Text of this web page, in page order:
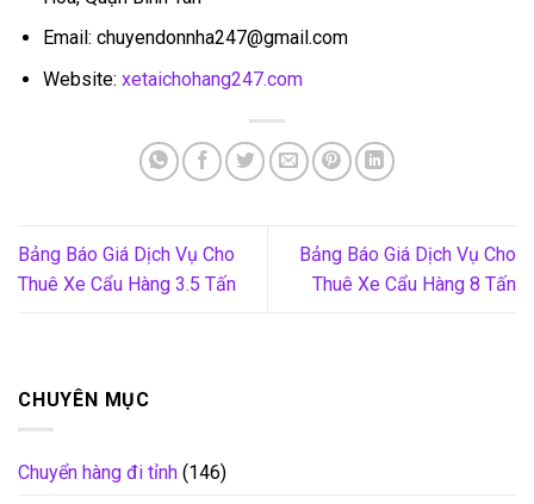
Email: chuyendonnha247@gmail.com
Website: xetaichohang247.com
Bảng Báo Giá Dịch Vụ Cho
Thuê Xe Cẩu Hàng 3.5 Tấn
Bảng Báo Giá Dịch Vụ Cho
Thuê Xe Cẩu Hàng 8 Tấn
CHUYÊN MỤC
Chuyển hàng đi tỉnh (146)